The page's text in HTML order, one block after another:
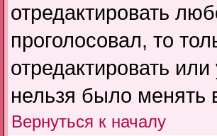
отредактировать
проголосовал, то
отредактировать
нельзя было менять
Вернуться к началу